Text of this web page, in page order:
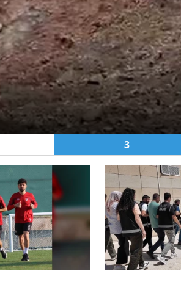
3
Haberde İnsan
Atlı okçuluğun milli
yıldızı 6 yıla 41 altın
madalya sığdırdı